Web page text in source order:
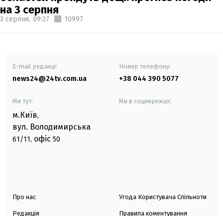
на 3 серпня
3 серпня, 09:27 10997
E-mail редакції
news24@24tv.com.ua
Номер телефону:
+38 044 390 5077
Ми тут:
м.Київ,
вул. Володимирська
61/11, офіс 50
Ми в соцмережах:
Про нас
Редакція
Угода Користувача Спільноти
Правила коментування